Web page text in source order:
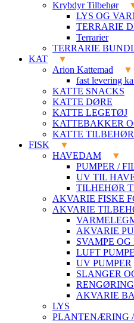
Krybdyr Tilbehør
LYS OG
TERRARIE
Terrarier
TERRARIE
KAT
Arion Kattemad
fast levering
KATTE SNACKS
KATTE DØRE
KATTE LEGETØJ
KATTEBAKKER
KATTE TILBEHØR
FISK
HAVEDAM
PUMPER /
UV TIL
TILHEHØR
AKVARIE FISKE
AKVARIE
AKVARIE
SVAMPE
LUFT
UV PUMPER
SLANGER
AKVARIE
LYS
PLANTENÆRING